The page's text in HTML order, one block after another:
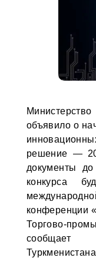
объявило о
решение —
документы
конкурса
конференции
Торгово-
сообщает